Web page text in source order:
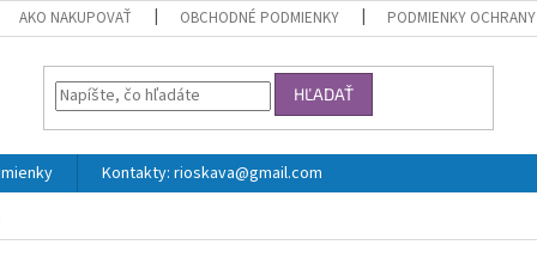
AKO NAKUPOVAŤ OBCHODNÉ PODMIENKY PODMIENKY OCHRANY
HĽADAŤ
Kontakty: rioskava@gmail.com